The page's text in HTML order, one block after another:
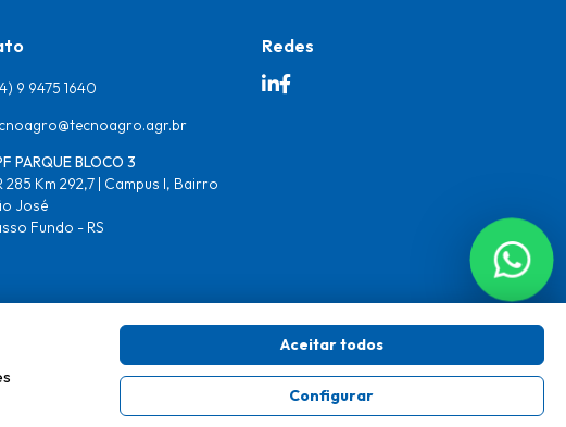
9 9475 1640
PARQUE BLOCO 3
285 Km 292,7 | Campus I, Bairro
José
Fundo - RS
Redes
desenvolvido por
Aceitar todos
Configurar